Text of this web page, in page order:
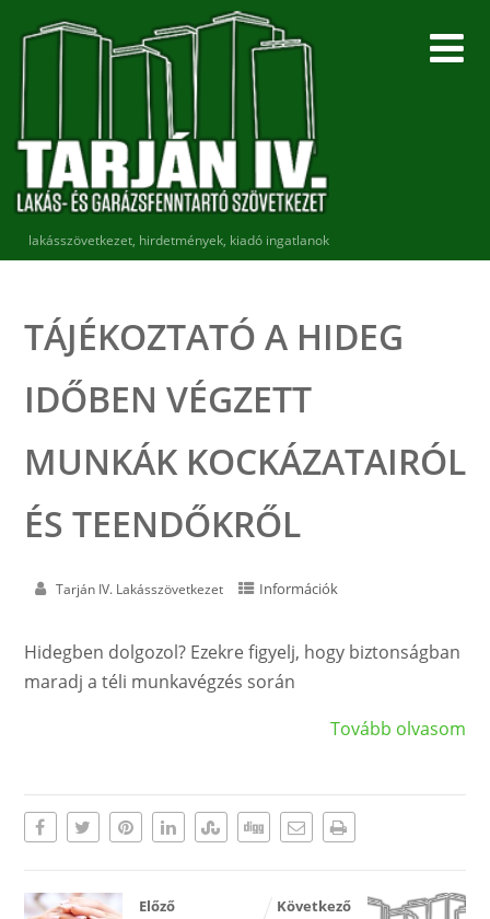
lakásszövetkezet, hirdetmények, kiadó ingatlanok
TÁJÉKOZTATÓ A HIDEG
IDŐBEN VÉGZETT
MUNKÁK KOCKÁZATAIRÓL
ÉS TEENDŐKRŐL
Tarján IV. Lakásszövetkezet Információk
Hidegben dolgozol? Ezekre figyelj, hogy biztonságban
maradj a téli munkavégzés során
Tovább olvasom
Előző
Következő